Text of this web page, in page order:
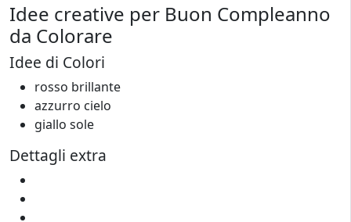
Idee creative per Buon Compleanno
da Colorare
Idee di Colori
rosso brillante
azzurro cielo
giallo sole
Dettagli extra